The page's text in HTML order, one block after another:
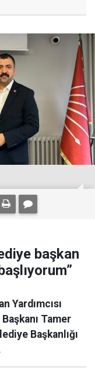
başkan
Yardımcısı
Tamer
Başkanlığı